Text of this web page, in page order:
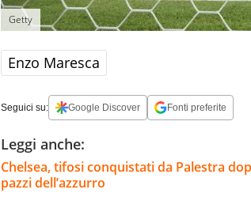
Getty
Enzo Maresca
Seguici su: Google Discover Fonti preferite
Leggi anche:
Chelsea, tifosi conquistati da Palestra
pazzi dell’azzurro